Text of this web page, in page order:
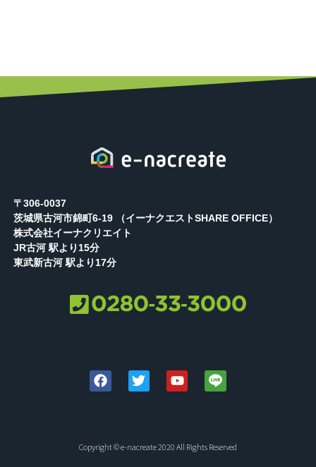
〒306-0037
茨城県古河市錦町6-19 （イーナクエストSHARE OFFICE）
株式会社イーナクリエイト
JR古河 駅より15分
東武新古河 駅より17分
Copyright © e-nacreate 2020 All Rights Reserved